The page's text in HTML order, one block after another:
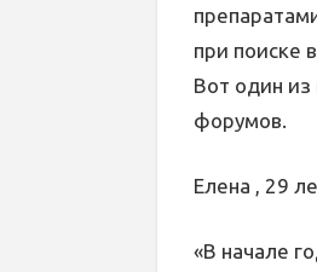
при поиске
Вот один из
форумов.
Елена , 29
«В начале